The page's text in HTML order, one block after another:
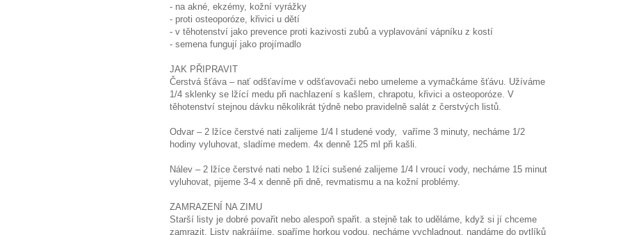
- na akné, ekzémy, kožní vyrážky
- proti osteoporóze, křivici u dětí
- v těhotenství jako prevence proti kazivosti zubů a vyplavování vápníku z kostí
- semena fungují jako projímadlo
JAK PŘIPRAVIT
Čerstvá šťáva – nať odšťavíme v odšťavovači nebo umeleme a vymačkáme šťávu. Užíváme
1/4 sklenky se lžící medu při nachlazení s kašlem, chrapotu, křivici a osteoporóze. V
těhotenství stejnou dávku několikrát týdně nebo pravidelně salát z čerstvých listů.
Odvar – 2 lžíce čerstvé nati zalijeme 1/4 l studené vody, vaříme 3 minuty, necháme 1/2
hodiny vyluhovat, sladíme medem. 4x denně 125 ml při kašli.
Nálev – 2 lžíce čerstvé nati nebo 1 lžíci sušené zalijeme 1/4 l vroucí vody, necháme 15 minut
vyluhovat, pijeme 3-4 x denně při dně, revmatismu a na kožní problémy.
ZAMRAZENÍ NA ZIMU
Starší listy je dobré povařit nebo alespoň spařit. a stejně tak to uděláme, když si jí chceme
zamrazit. Listy nakrájíme, spaříme horkou vodou, necháme vychladnout, nandáme do pytlíků